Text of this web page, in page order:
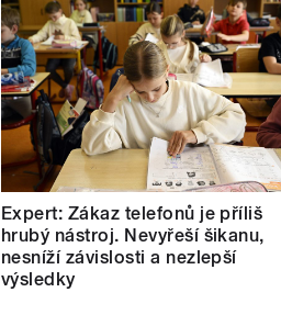
Expert: Zákaz telefonů je příliš
hrubý nástroj. Nevyřeší šikanu,
nesníží závislosti a nezlepší
výsledky